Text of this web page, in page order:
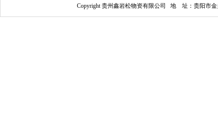
Copyright 贵州鑫岩松物资有限公司 地 址：贵阳市